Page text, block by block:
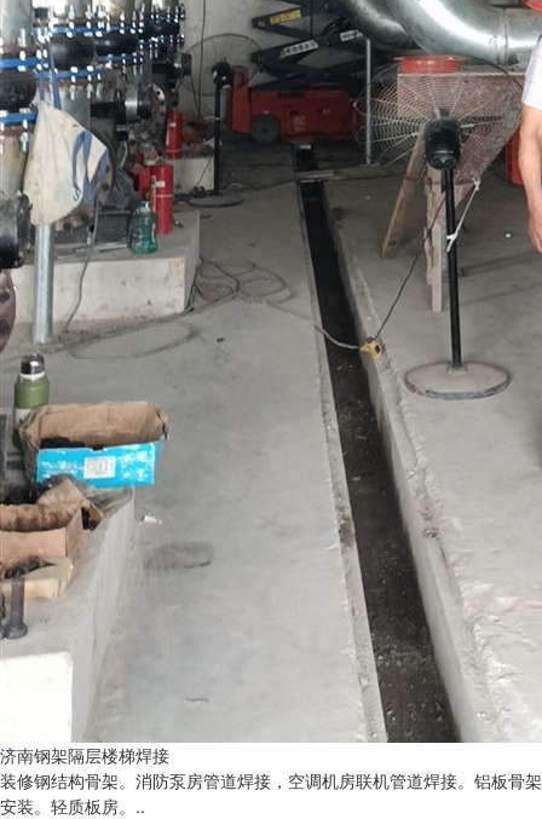
济南钢架隔层楼梯焊接
装修钢结构骨架。消防泵房管道焊接，空调机房联机管道焊接。铝板骨架
安装。轻质板房。..